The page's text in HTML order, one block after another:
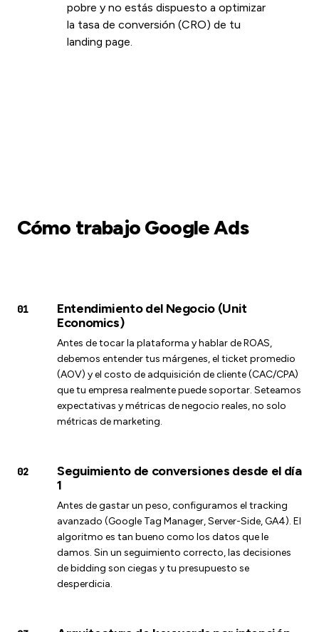
pobre y no estás dispuesto a optimizar
la tasa de conversión (CRO) de tu
landing page.
Cómo trabajo Google Ads
01
Entendimiento del Negocio (Unit
Economics)
Antes de tocar la plataforma y hablar de ROAS,
debemos entender tus márgenes, el ticket promedio
(AOV) y el costo de adquisición de cliente (CAC/CPA)
que tu empresa realmente puede soportar. Seteamos
expectativas y métricas de negocio reales, no solo
métricas de marketing.
02
Seguimiento de conversiones desde el día
1
Antes de gastar un peso, configuramos el tracking
avanzado (Google Tag Manager, Server-Side, GA4). El
algoritmo es tan bueno como los datos que le
damos. Sin un seguimiento correcto, las decisiones
de bidding son ciegas y tu presupuesto se
desperdicia.